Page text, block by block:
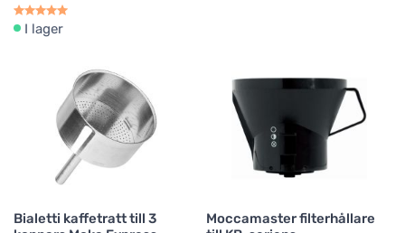
I lager
Bialetti kaffetratt till 3
Moccamaster filterhållare